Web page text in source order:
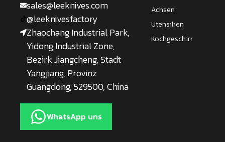
sales@leeknives.com
@leeknivesfactory
Zhaochang Industrial Park,
Yidong Industrial Zone,
Bezirk Jiangcheng, Stadt
Yangjiang, Provinz
Guangdong, 529500, China
WhatsApp uns
Achsen
Utensilien
Kochgeschirr